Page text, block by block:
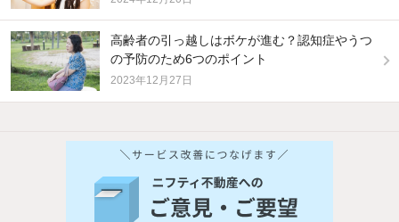
高齢者の引っ越しはボケが進む？認知症やうつ
の予防のため6つのポイント
2023年12月27日
他の人はこんな条件で絞り込んでいます！
バス・トイレ別 2階以上